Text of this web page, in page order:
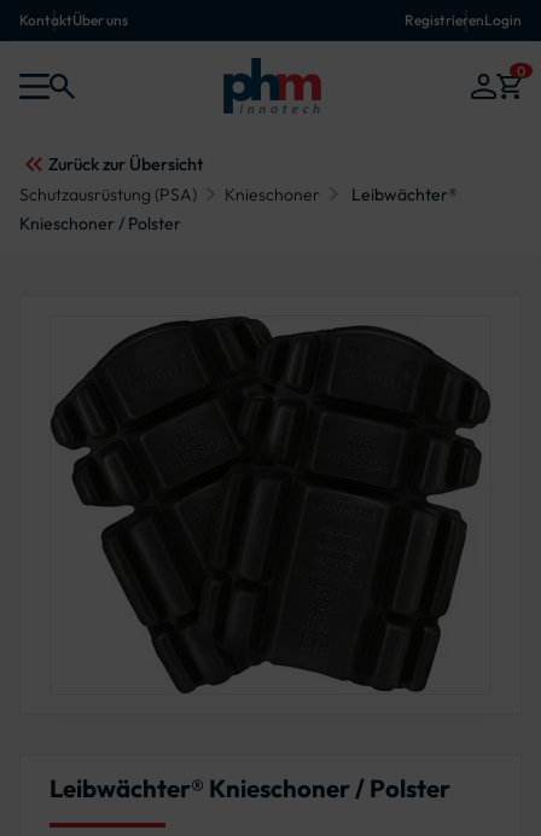
KontaktÜber uns RegistrierenLogin
0
Zurück zur Übersicht
Schutzausrüstung (PSA)
Knieschoner
Leibwächter®
Knieschoner / Polster
Leibwächter® Knieschoner / Polster